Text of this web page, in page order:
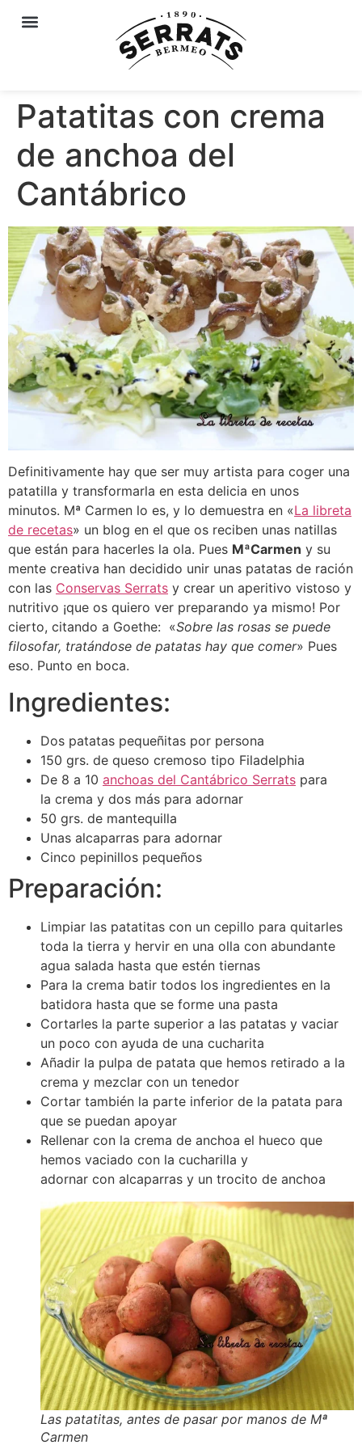
Patatitas con crema
de anchoa del
Cantábrico
Definitivamente hay que ser muy artista para coger una
patatilla y transformarla en esta delicia en unos
minutos. Mª Carmen lo es, y lo demuestra en «La libreta
de recetas» un blog en el que os reciben unas natillas
que están para hacerles la ola. Pues MªCarmen y su
mente creativa han decidido unir unas patatas de ración
con las Conservas Serrats y crear un aperitivo vistoso y
nutritivo ¡que os quiero ver preparando ya mismo! Por
cierto, citando a Goethe: «Sobre las rosas se puede
filosofar, tratándose de patatas hay que comer» Pues
eso. Punto en boca.
Ingredientes:
Dos patatas pequeñitas por persona
150 grs. de queso cremoso tipo Filadelphia
De 8 a 10 anchoas del Cantábrico Serrats para
la crema y dos más para adornar
50 grs. de mantequilla
Unas alcaparras para adornar
Cinco pepinillos pequeños
Preparación:
Limpiar las patatitas con un cepillo para quitarles
toda la tierra y hervir en una olla con abundante
agua salada hasta que estén tiernas
Para la crema batir todos los ingredientes en la
batidora hasta que se forme una pasta
Cortarles la parte superior a las patatas y vaciar
un poco con ayuda de una cucharita
Añadir la pulpa de patata que hemos retirado a la
crema y mezclar con un tenedor
Cortar también la parte inferior de la patata para
que se puedan apoyar
Rellenar con la crema de anchoa el hueco que
hemos vaciado con la cucharilla y
adornar con alcaparras y un trocito de anchoa
Las patatitas, antes de pasar por manos de Mª
Carmen